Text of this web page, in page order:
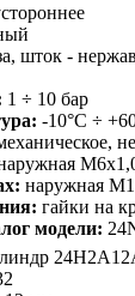
шток -
1 ÷ 10 бар
-10°C ÷
наружная
гайки на
модели: